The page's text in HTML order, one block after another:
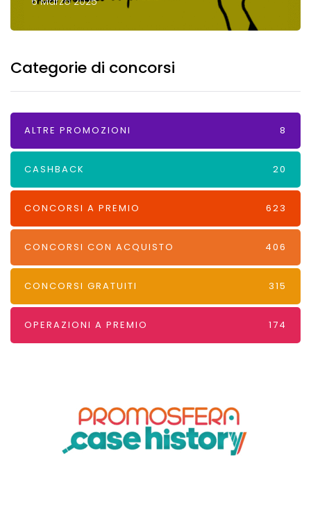
Categorie di concorsi
ALTRE PROMOZIONI 8
CASHBACK 20
CONCORSI A PREMIO 623
CONCORSI CON ACQUISTO 406
CONCORSI GRATUITI 315
OPERAZIONI A PREMIO 174